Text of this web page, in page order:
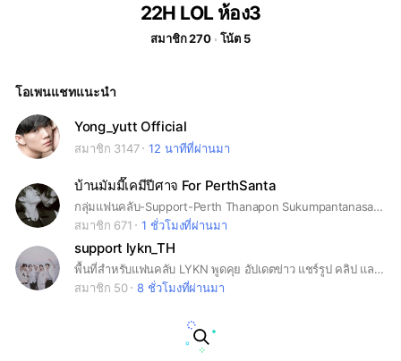
22H LOL ห้อง3
สมาชิก 270 โน้ต 5
โอเพนแชทแนะนำ
Yong_yutt Official
สมาชิก 3147 12 นาทีที่ผ่านมา
บ้านมัมมี๊เคมีปีศาจ For PerthSanta
กลุ่มแฟนคลับ-Support-Perth Thanapon Sukumpantanasan & Santa-Pongsapak Udompoch #มัมมี๊เคมีปีศาจ #perthsanta #Santapp #PERTHPPE #PerthThanapon #เพิร์ธแซนต้า
สมาชิก 671
1 ชั่วโมงที่ผ่านมา
support lykn_TH
พื้นที่สำหรับแฟนคลับ LYKN พูดคุย อัปเดตข่าว แชร์รูป คลิป และเชียร์เด็ก ๆ ไปด้วย กันงดดราม่า เคารพกันทุกคนนะค้าา #lykn
สมาชิก 50
8 ชั่วโมงที่ผ่านมา